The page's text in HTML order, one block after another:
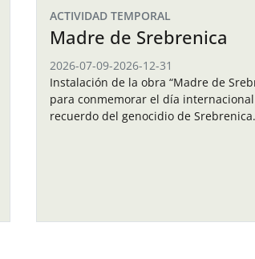
ACTIVIDAD TEMPORAL
Madre de Srebrenica
2026-07-09-2026-12-31
Instalación de la obra “Madre de
para conmemorar el día
recuerdo del genocidio de Srebrenica.